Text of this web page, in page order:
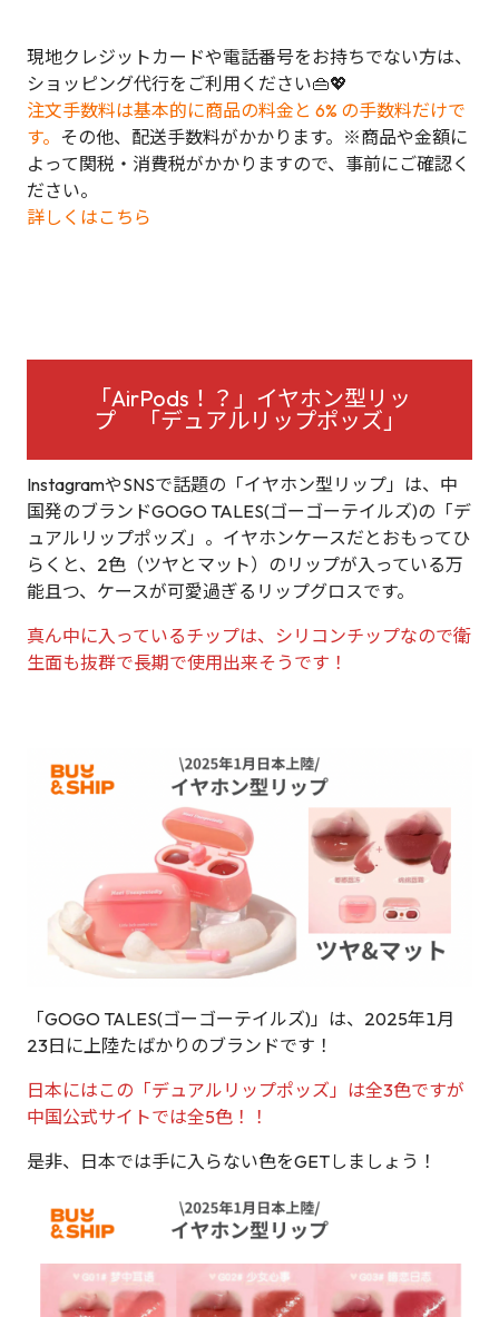
現地クレジットカードや電話番号をお持ちでない方は、
ショッピング代行をご利用ください👜💖
注文手数料は基本的に商品の料金と 6% の手数料だけで
す。 その他、配送手数料がかかります。※商品や金額に
よって関税・消費税がかかりますので、事前にご確認く
ださい。
詳しくはこちら
「AirPods！？」イヤホン型リッ
プ 「デュアルリップポッズ」
InstagramやSNSで話題の「イヤホン型リップ」は、中
国発のブランドGOGO TALES(ゴーゴーテイルズ)の「デ
ュアルリップポッズ」。イヤホンケースだとおもってひ
らくと、2色（ツヤとマット）のリップが入っている万
能且つ、ケースが可愛過ぎるリップグロスです。
真ん中に入っているチップは、シリコンチップなので衛
生面も抜群で長期で使用出来そうです！
「GOGO TALES(ゴーゴーテイルズ)」は、2025年1月
23日に上陸たばかりのブランドです！
日本にはこの「デュアルリップポッズ」は全3色ですが
中国公式サイトでは全5色！！
是非、日本では手に入らない色をGETしましょう！